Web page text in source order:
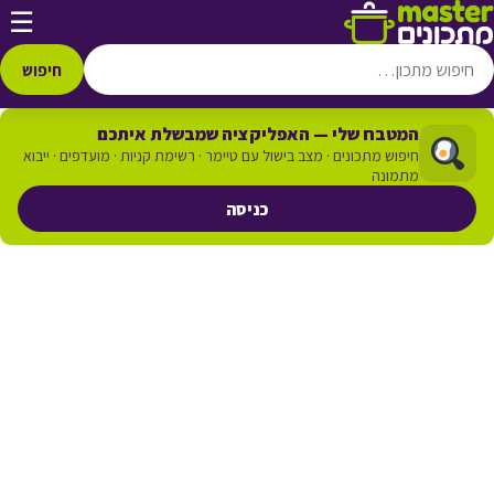
דלג לתוכן ☰
חיפוש
המטבח שלי — האפליקציה שמבשלת איתכם
חיפוש מתכונים · מצב בישול עם טיימר · רשימת קניות · מועדפים · ייבוא
מתמונה
כניסה